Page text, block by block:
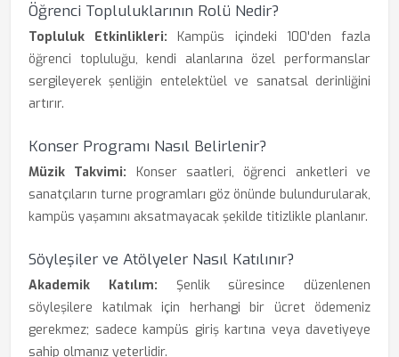
Öğrenci Topluluklarının Rolü Nedir?
Topluluk Etkinlikleri: Kampüs içindeki 100'den fazla
öğrenci topluluğu, kendi alanlarına özel performanslar
sergileyerek şenliğin entelektüel ve sanatsal derinliğini
artırır.
Konser Programı Nasıl Belirlenir?
Müzik Takvimi: Konser saatleri, öğrenci anketleri ve
sanatçıların turne programları göz önünde bulundurularak,
kampüs yaşamını aksatmayacak şekilde titizlikle planlanır.
Söyleşiler ve Atölyeler Nasıl Katılınır?
Akademik Katılım: Şenlik süresince düzenlenen
söyleşilere katılmak için herhangi bir ücret ödemeniz
gerekmez; sadece kampüs giriş kartına veya davetiyeye
sahip olmanız yeterlidir.